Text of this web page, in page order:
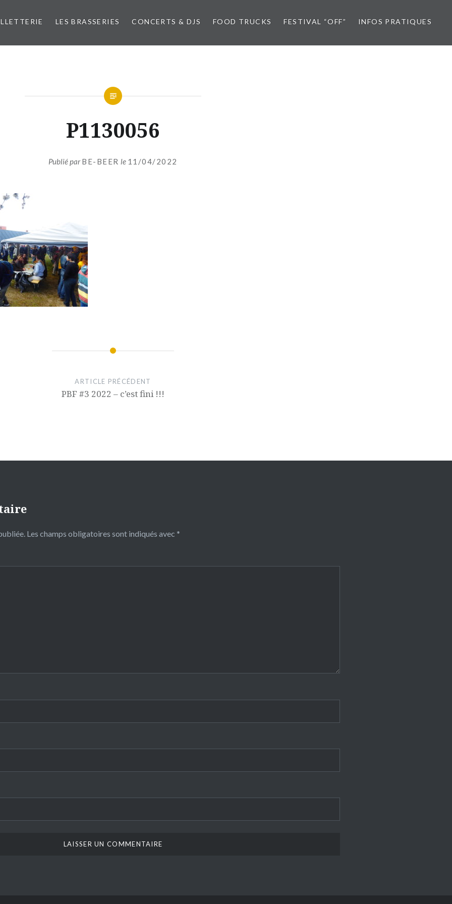
LES BRASSERIES CONCERTS & DJS FOOD TRUCKS FESTIVAL “OFF” INFOS PRATIQUES
P1130056
Publié parBE-BEER le 11/04/2022
ARTICLE PRÉCÉDENT
PBF #3 2022 – c’est fini !!!
Les champs obligatoires sont indiqués avec *